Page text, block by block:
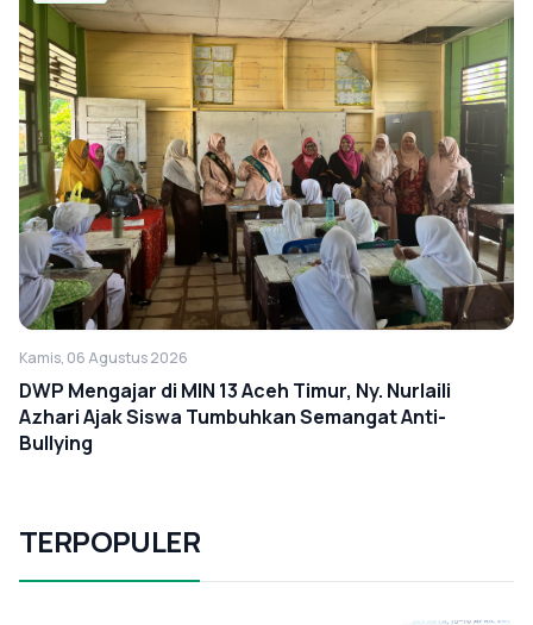
Kamis, 06 Agustus 2026
DWP Mengajar di MIN 13 Aceh Timur, Ny. Nurlaili
Azhari Ajak Siswa Tumbuhkan Semangat Anti-
Bullying
TERPOPULER